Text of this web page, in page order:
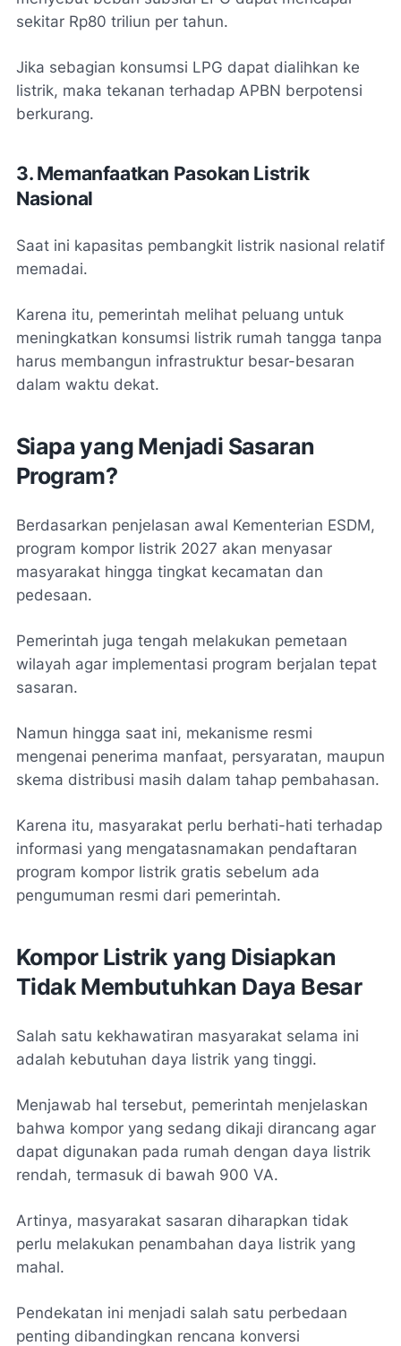
sekitar Rp80 triliun per tahun.
Jika sebagian konsumsi LPG dapat dialihkan ke
listrik, maka tekanan terhadap APBN berpotensi
berkurang.
3. Memanfaatkan Pasokan Listrik
Nasional
Saat ini kapasitas pembangkit listrik nasional relatif
memadai.
Karena itu, pemerintah melihat peluang untuk
meningkatkan konsumsi listrik rumah tangga tanpa
harus membangun infrastruktur besar-besaran
dalam waktu dekat.
Siapa yang Menjadi Sasaran
Program?
Berdasarkan penjelasan awal Kementerian ESDM,
program kompor listrik 2027 akan menyasar
masyarakat hingga tingkat kecamatan dan
pedesaan.
Pemerintah juga tengah melakukan pemetaan
wilayah agar implementasi program berjalan tepat
sasaran.
Namun hingga saat ini, mekanisme resmi
mengenai penerima manfaat, persyaratan, maupun
skema distribusi masih dalam tahap pembahasan.
Karena itu, masyarakat perlu berhati-hati terhadap
informasi yang mengatasnamakan pendaftaran
program kompor listrik gratis sebelum ada
pengumuman resmi dari pemerintah.
Kompor Listrik yang Disiapkan
Tidak Membutuhkan Daya Besar
Salah satu kekhawatiran masyarakat selama ini
adalah kebutuhan daya listrik yang tinggi.
Menjawab hal tersebut, pemerintah menjelaskan
bahwa kompor yang sedang dikaji dirancang agar
dapat digunakan pada rumah dengan daya listrik
rendah, termasuk di bawah 900 VA.
Artinya, masyarakat sasaran diharapkan tidak
perlu melakukan penambahan daya listrik yang
mahal.
Pendekatan ini menjadi salah satu perbedaan
penting dibandingkan rencana konversi